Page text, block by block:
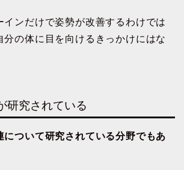
インだけで姿勢が改善するわけでは
分の体に目を向けるきっかけにはな
研究されている
について研究されている分野でもあ